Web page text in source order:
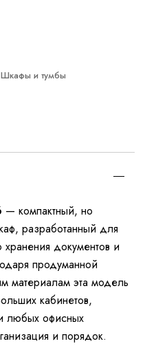
Шкафы и тумбы
— компактный, но
разработанный для
хранения документов и
продуманной
материалам эта модель
кабинетов,
любых офисных
и порядок.